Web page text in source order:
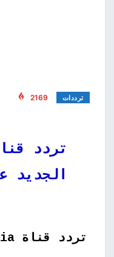
ترددات 2169
الجديد